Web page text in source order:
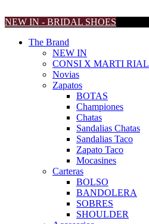
NEW IN - BRIDAL SHOES
The Brand
NEW IN
CONSI X MARTI RIAL
Novias
Zapatos
BOTAS
Championes
Chatas
Sandalias Chatas
Sandalias Taco
Zapato Taco
Mocasines
Carteras
BOLSO
BANDOLERA
SOBRES
SHOULDER